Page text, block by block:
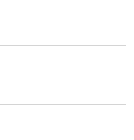
でも死なずに動けるんですね！ ヌル
す様子を想像するとなんだか、おもし
みれば、容器にいるのは死へのカウン
ちも分かりますね！！！命に感謝して
長くなりすみません。読んでくださっ
た。 アーバンケア島之内では、今年も
供予定です！！ とても高いうなぎです
を乗り切りましょう！